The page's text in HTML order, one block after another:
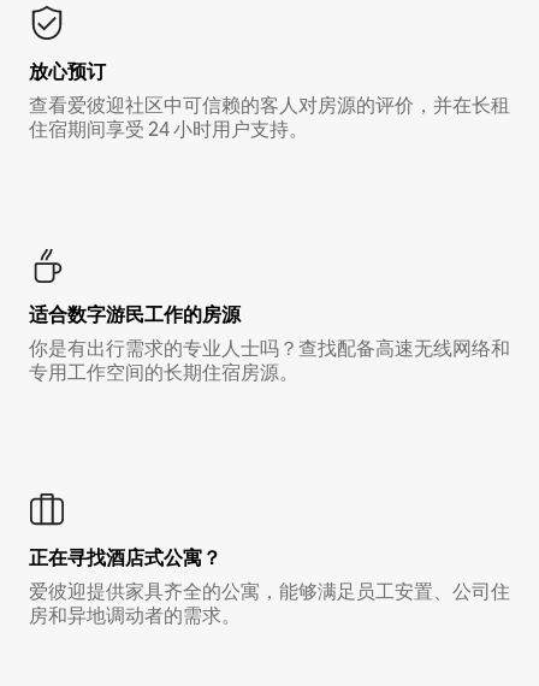
放心预订
查看爱彼迎社区中可信赖的客人对房源的评价，并在长租
住宿期间享受 24 小时用户支持。
适合数字游民工作的房源
你是有出行需求的专业人士吗？查找配备高速无线网络和
专用工作空间的长期住宿房源。
正在寻找酒店式公寓？
爱彼迎提供家具齐全的公寓，能够满足员工安置、公司住
房和异地调动者的需求。